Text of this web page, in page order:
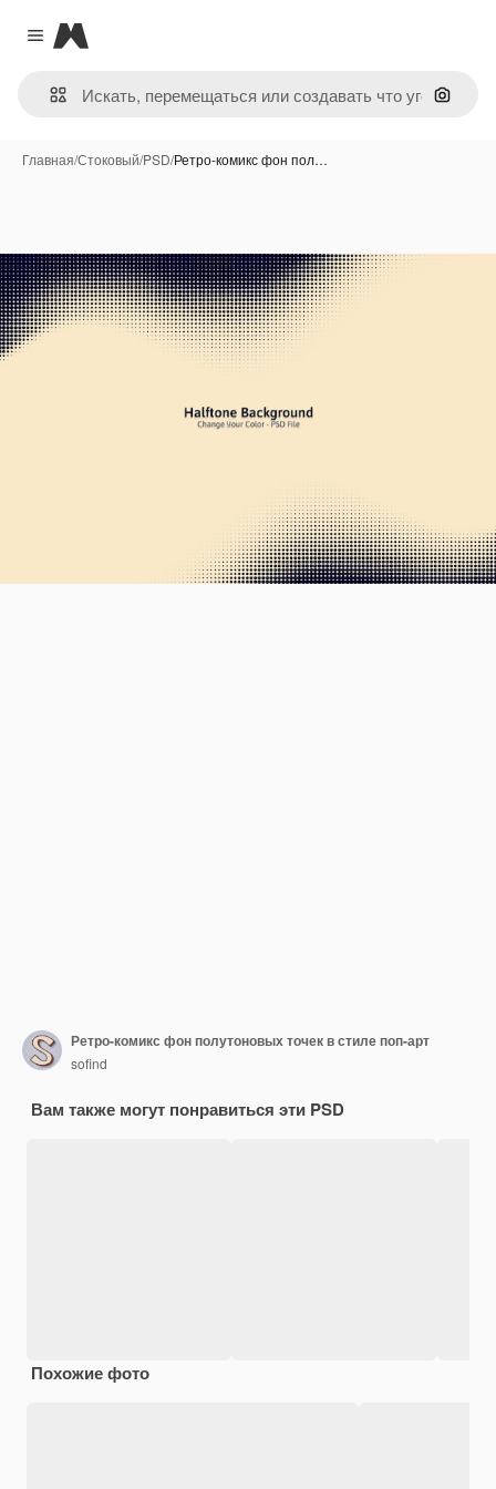
Close menu
Magnific
Поиск
Главная/Стоковый/PSD/Ретро-комикс фон пол…
Ретро-комикс фон полутоновых точек в стиле поп-арт
sofind
Вам также могут понравиться эти PSD
Похожие фото